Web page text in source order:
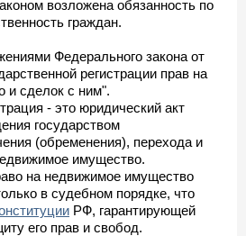
возложена обязанность по
граждан.
Федерального закона от
регистрации прав на
и сделок с ним".
- это юридический акт
государством
(обременения), перехода и
имущество.
на недвижимое имущество
в судебном порядке, что
РФ, гарантирующей
его прав и свобод.